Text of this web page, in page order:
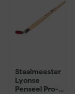
Staalmeester
Lyonse
Penseel Pro-